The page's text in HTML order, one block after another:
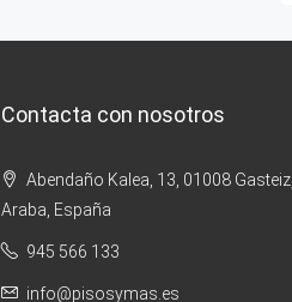
Contacta con nosotros
Abendaño Kalea, 13, 01008 Gasteiz,
Araba, España
945 566 133
info@pisosymas.es